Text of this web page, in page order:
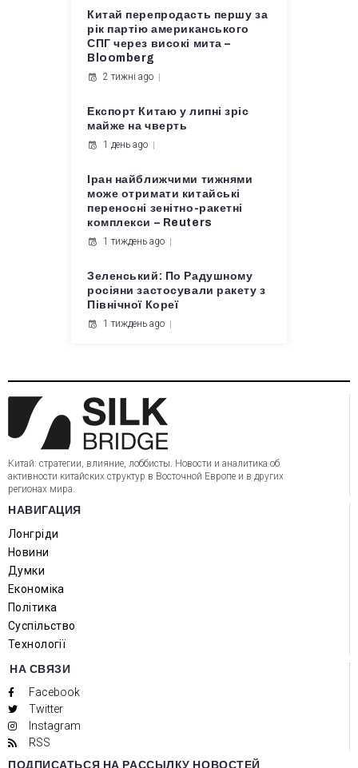
Китай перепродасть першу за
рік партію американського
СПГ через високі мита –
Bloomberg
2 тижні ago
Експорт Китаю у липні зріс
майже на чверть
1 день ago
Іран найближчими тижнями
може отримати китайські
переносні зенітно-ракетні
комплекси – Reuters
1 тиждень ago
Зеленський: По Радушному
росіяни застосували ракету з
Північної Кореї
1 тиждень ago
Китай: стратегии, влияние, лоббисты. Новости и аналитика об
активности китайских структур в Восточной Европе и в других
регионах мира.
НАВИГАЦИЯ
Лонгріди
Новини
Думки
Економіка
Політика
Суспільство
Технології
НА СВЯЗИ
Facebook
Twitter
Instagram
RSS
ПОДПИСАТЬСЯ НА РАССЫЛКУ НОВОСТЕЙ